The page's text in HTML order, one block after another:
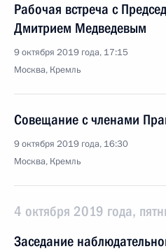
Рабочая встреча с
Дмитрием Медведевым
9 октября 2019 года, 17:15
Москва, Кремль
Совещание с членами
9 октября 2019 года, 16:30
Москва, Кремль
4 октября 2019 года,
Заседание